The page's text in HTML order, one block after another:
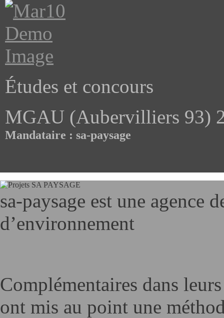
Études et concours
MGAU (Aubervilliers 93)
Mandataire : sa-paysage
sa-paysage est une agence
d’environnement
Complémentaires dans
ont mis au point une